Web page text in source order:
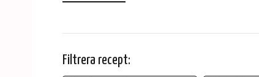
Filtrera recept: